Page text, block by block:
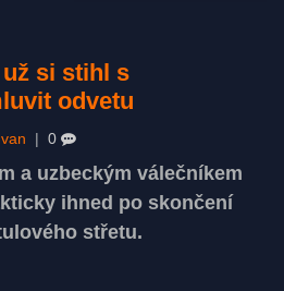
si stihl s
odvetu
0
a uzbeckým válečníkem
ihned po skončení
střetu.